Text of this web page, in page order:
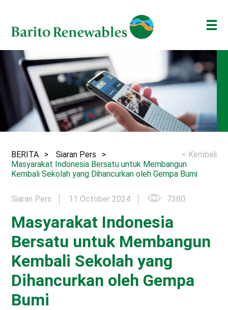
BISNIS KAMI
INVESTOR
BERITA
BAKTI BARITO
ENG ID
BERITA
Siaran Pers
Masyarakat Indonesia Bersatu untuk Membangun
Kembali Sekolah yang Dihancurkan oleh Gempa Bumi
< Kembali
Siaran Pers 11 October 2024 7380
Masyarakat Indonesia
Bersatu untuk Membangun
Kembali Sekolah yang
Dihancurkan oleh Gempa
Bumi